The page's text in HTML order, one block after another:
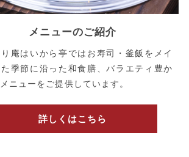
メニューのご紹介
庵はいから亭ではお寿司・釜飯をメイ
た季節に沿った和食膳、バラエティ豊か
ニューをご提供しています。
詳しくはこちら